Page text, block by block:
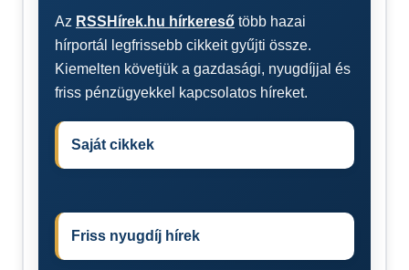
Az RSSHírek.hu hírkereső több hazai
hírportál legfrissebb cikkeit gyűjti össze.
Kiemelten követjük a gazdasági, nyugdíjjal és
friss pénzügyekkel kapcsolatos híreket.
Saját cikkek
Friss nyugdíj hírek